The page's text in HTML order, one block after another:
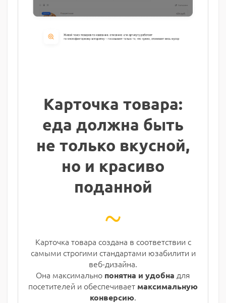
Карточка товара:
еда должна быть
не только вкусной,
но и красиво
поданной
~
Карточка товара создана в соответствии с
самыми строгими стандартами юзабилити и
веб-дизайна.
Она максимально понятна и удобна для
посетителей и обеспечивает максимальную
конверсию.